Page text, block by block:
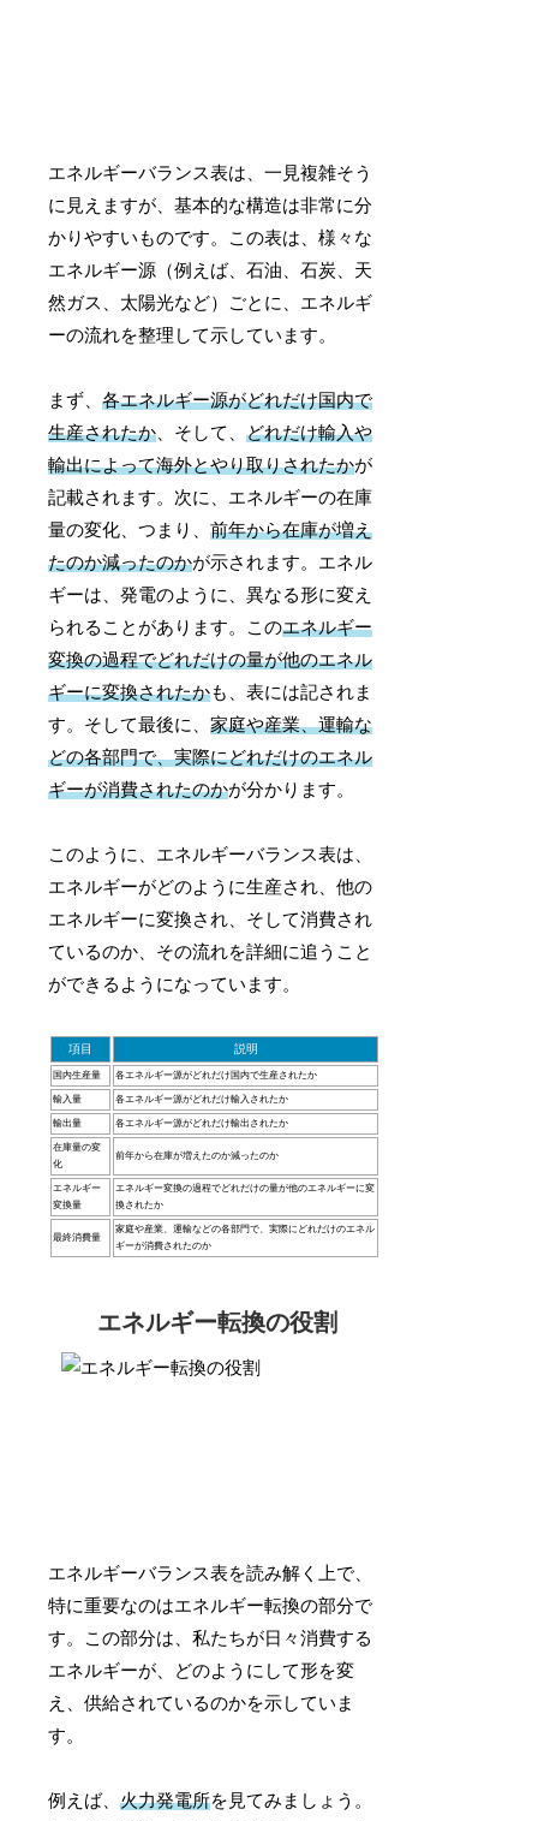
エネルギーバランス表は、一見複雑そう
に見えますが、基本的な構造は非常に分
かりやすいものです。この表は、様々な
エネルギー源（例えば、石油、石炭、天
然ガス、太陽光など）ごとに、エネルギ
ーの流れを整理して示しています。
まず、各エネルギー源がどれだけ国内で
生産されたか 、そして、どれだけ輸入や
輸出によって海外とやり取りされたかが
記載されます。次に、エネルギーの在庫
量の変化、つまり、前年から在庫が増え
たのか減ったのかが示されます。エネル
ギーは、発電のように、異なる形に変え
られることがあります。このエネルギー
変換の過程でどれだけの量が他のエネル
ギーに変換されたかも、表には記されま
す。そして最後に、家庭や産業、運輸な
どの各部門で、実際にどれだけのエネル
ギーが消費されたのかが分かります。
このように、エネルギーバランス表は、
エネルギーがどのように生産され、他の
エネルギーに変換され、そして消費され
ているのか、その流れを詳細に追うこと
ができるようになっています。
項目 説明
国内生産量 各エネルギー源がどれだけ国内で生産されたか
輸入量 各エネルギー源がどれだけ輸入されたか
輸出量 各エネルギー源がどれだけ輸出されたか
在庫量の変
化
前年から在庫が増えたのか減ったのか
エネルギー
変換量
エネルギー変換の過程でどれだけの量が他のエネルギーに変
換されたか
最終消費量
家庭や産業、運輸などの各部門で、実際にどれだけのエネル
ギーが消費されたのか
エネルギー転換の役割
エネルギーバランス表を読み解く上で、
特に重要なのはエネルギー転換の部分で
す。この部分は、私たちが日々消費する
エネルギーが、どのようにして形を変
え、供給されているのかを示していま
す。
例えば、火力発電所を見てみましょう。